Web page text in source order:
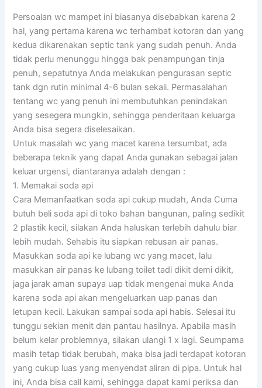
Persoalan wc mampet ini biasanya disebabkan karena 2
hal, yang pertama karena wc terhambat kotoran dan yang
kedua dikarenakan septic tank yang sudah penuh. Anda
tidak perlu menunggu hingga bak penampungan tinja
penuh, sepatutnya Anda melakukan pengurasan septic
tank dgn rutin minimal 4-6 bulan sekali. Permasalahan
tentang wc yang penuh ini membutuhkan penindakan
yang sesegera mungkin, sehingga penderitaan keluarga
Anda bisa segera diselesaikan.
Untuk masalah wc yang macet karena tersumbat, ada
beberapa teknik yang dapat Anda gunakan sebagai jalan
keluar urgensi, diantaranya adalah dengan :
1. Memakai soda api
Cara Memanfaatkan soda api cukup mudah, Anda Cuma
butuh beli soda api di toko bahan bangunan, paling sedikit
2 plastik kecil, silakan Anda haluskan terlebih dahulu biar
lebih mudah. Sehabis itu siapkan rebusan air panas.
Masukkan soda api ke lubang wc yang macet, lalu
masukkan air panas ke lubang toilet tadi dikit demi dikit,
jaga jarak aman supaya uap tidak mengenai muka Anda
karena soda api akan mengeluarkan uap panas dan
letupan kecil. Lakukan sampai soda api habis. Selesai itu
tunggu sekian menit dan pantau hasilnya. Apabila masih
belum kelar problemnya, silakan ulangi 1 x lagi. Seumpama
masih tetap tidak berubah, maka bisa jadi terdapat kotoran
yang cukup luas yang menyendat aliran di pipa. Untuk hal
ini, Anda bisa call kami, sehingga dapat kami periksa dan